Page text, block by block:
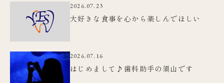
2026.07.23
大好きな食事を心から楽しんでほしい
2026.07.16
はじめまして♪歯科助手の須山です